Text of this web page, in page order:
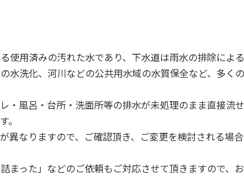
使用済みの汚れた水であり、下水道は雨水の排除によ
水洗化、河川などの公共用水域の水質保全など、多く
・風呂・台所・洗面所等の排水が未処理のまま直接流
。
異なりますので、ご確認頂き、ご変更を検討される場
まった」などのご依頼もご対応させて頂きますので、